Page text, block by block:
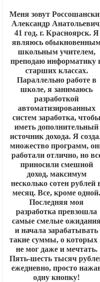
Меня зовут
Александр
41 год, г. Красноярск. Я
являюсь
школьным учителем,
преподаю информатику
старших классах.
Параллельно работе в
школе, я занимаюсь
разработкой
автоматизированных
систем заработка,
иметь дополнительный
источник дохода. Я
множество программ,
работали отлично, но
приносили смешной
доход, максимум
несколько сотен рублей
месяц. Все, кроме
Последняя моя
разработка превзошла
самые смелые
и начала зарабатывать
такие суммы, о которых
не мог даже и мечтать.
Пять-шесть тысяч
ежедневно, просто
одну кнопку!